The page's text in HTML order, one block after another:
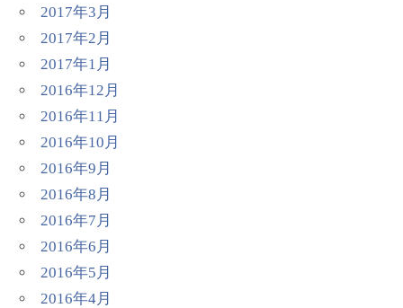
2017年3月
2017年2月
2017年1月
2016年12月
2016年11月
2016年10月
2016年9月
2016年8月
2016年7月
2016年6月
2016年5月
2016年4月